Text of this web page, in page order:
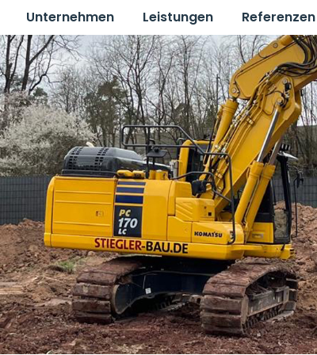
Unternehmen Leistungen Referenzen